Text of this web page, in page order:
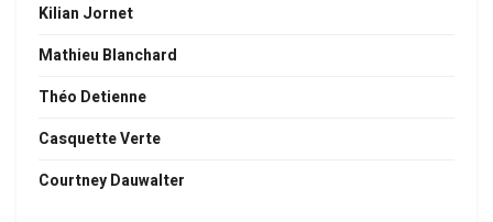
Kilian Jornet
Mathieu Blanchard
Théo Detienne
Casquette Verte
Courtney Dauwalter